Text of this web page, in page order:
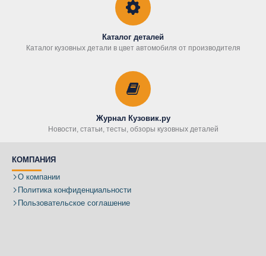
Каталог деталей
Каталог кузовных детали в цвет автомобиля от производителя
Журнал Кузовик.ру
Новости, статьи, тесты, обзоры кузовных деталей
КОМПАНИЯ
О компании
Политика конфиденциальности
Пользовательское соглашение